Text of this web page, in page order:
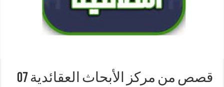
قصص من مركز الأبحاث العقائدية 07